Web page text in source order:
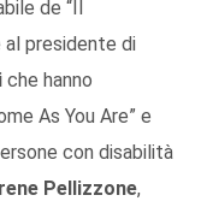
de “Il
al presidente di
che hanno
As You Are” e
con disabilità
Pellizzone,